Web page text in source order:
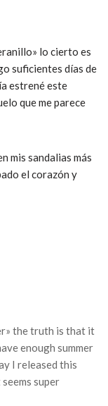
lo cierto es
suficientes días de
estrené este
que me parece
mis sandalias más
el corazón y
the truth is that it
enough summer
I released this
super